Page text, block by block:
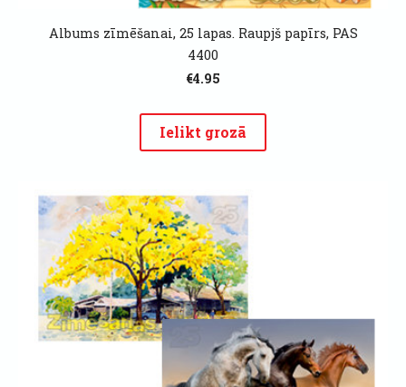
Albums zīmēšanai, 25 lapas. Raupjš papīrs, PAS
4400
€4.95
Ielikt grozā